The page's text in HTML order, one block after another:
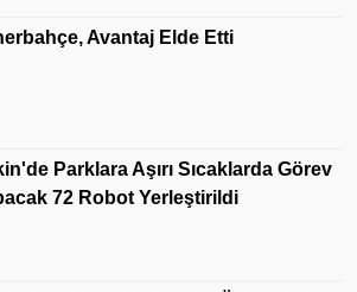
Avantaj Elde Etti
Parklara Aşırı Sıcaklarda Görev
72 Robot Yerleştirildi